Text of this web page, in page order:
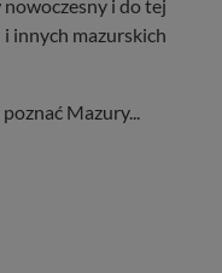
i do tej
innych mazurskich
Mazury...